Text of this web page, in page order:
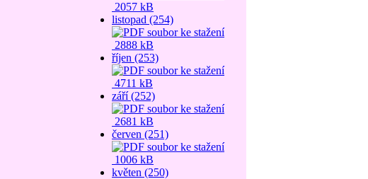
2057 kB
listopad (254)
2888 kB
říjen (253)
4711 kB
září (252)
2681 kB
červen (251)
1006 kB
květen (250)